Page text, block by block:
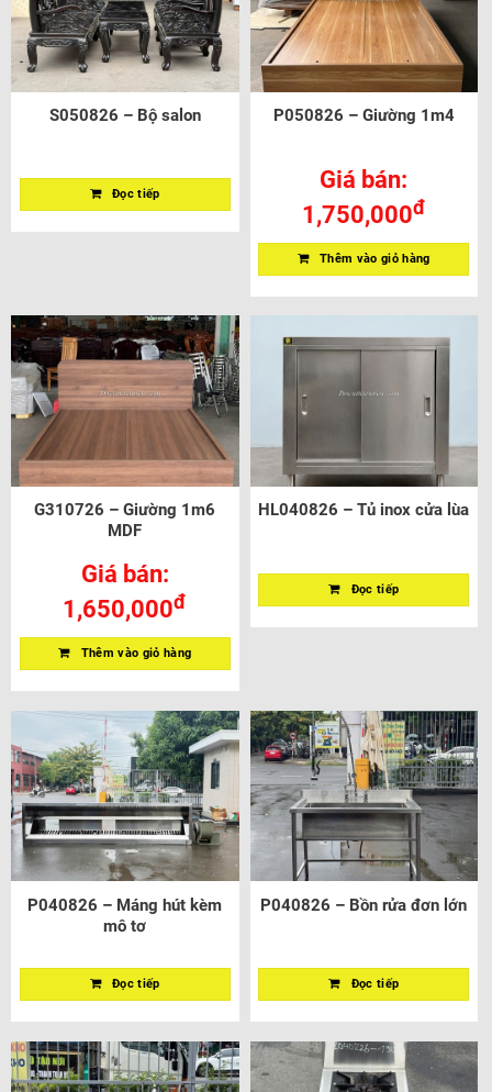
S050826 – Bộ salon
Đọc tiếp
P050826 – Giường 1m4
Giá bán:
1,750,000đ
Thêm vào giỏ hàng
G310726 – Giường 1m6
MDF
Giá bán:
1,650,000đ
Thêm vào giỏ hàng
HL040826 – Tủ inox cửa lùa
Đọc tiếp
P040826 – Máng hút kèm
mô tơ
Đọc tiếp
P040826 – Bồn rửa đơn lớn
Đọc tiếp